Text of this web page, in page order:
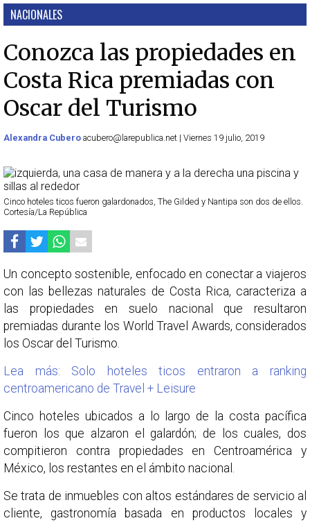
NACIONALES
Conozca las propiedades en
Costa Rica premiadas con
Oscar del Turismo
Alexandra Cubero acubero@larepublica.net | Viernes 19 julio, 2019
Cinco hoteles ticos fueron galardonados, The Gilded y Nantipa son dos de ellos.
Cortesía/La República
Un concepto sostenible, enfocado en conectar a viajeros
con las bellezas naturales de Costa Rica, caracteriza a
las propiedades en suelo nacional que resultaron
premiadas durante los World Travel Awards, considerados
los Oscar del Turismo.
Lea más: Solo hoteles ticos entraron a ranking
centroamericano de Travel + Leisure
Cinco hoteles ubicados a lo largo de la costa pacífica
fueron los que alzaron el galardón; de los cuales, dos
compitieron contra propiedades en Centroamérica y
México, los restantes en el ámbito nacional.
Se trata de inmuebles con altos estándares de servicio al
cliente, gastronomía basada en productos locales y